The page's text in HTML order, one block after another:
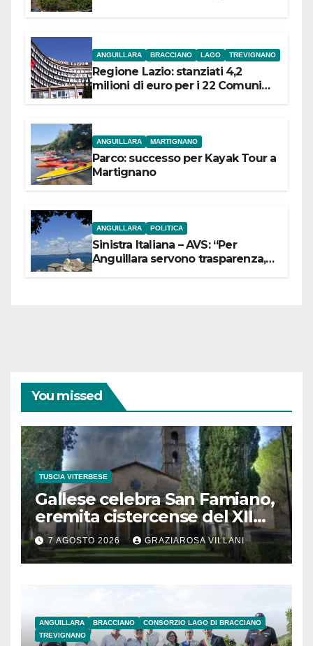
ANGUILLARA BRACCIANO LAGO TREVIGNANO
Regione Lazio: stanziati 4,2
milioni di euro per i 22 Comuni
ANGUILLARA MARTIGNANO
Parco: successo per Kayak Tour a
Martignano
ANGUILLARA POLITICA
Sinistra Italiana – AVS: “Per
Anguillara servono trasparenza,
You missed
TUSCIA VITERBESE
Gallese celebra San Famiano,
eremita cistercense del XII
secolo
7 AGOSTO 2026 GRAZIAROSA VILLANI
ANGUILLARA BRACCIANO
CONSORZIO LAGO DI BRACCIANO
TREVIGNANO